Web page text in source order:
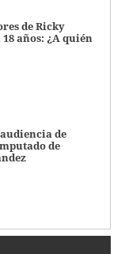
de Ricky
años: ¿A quién
de
de